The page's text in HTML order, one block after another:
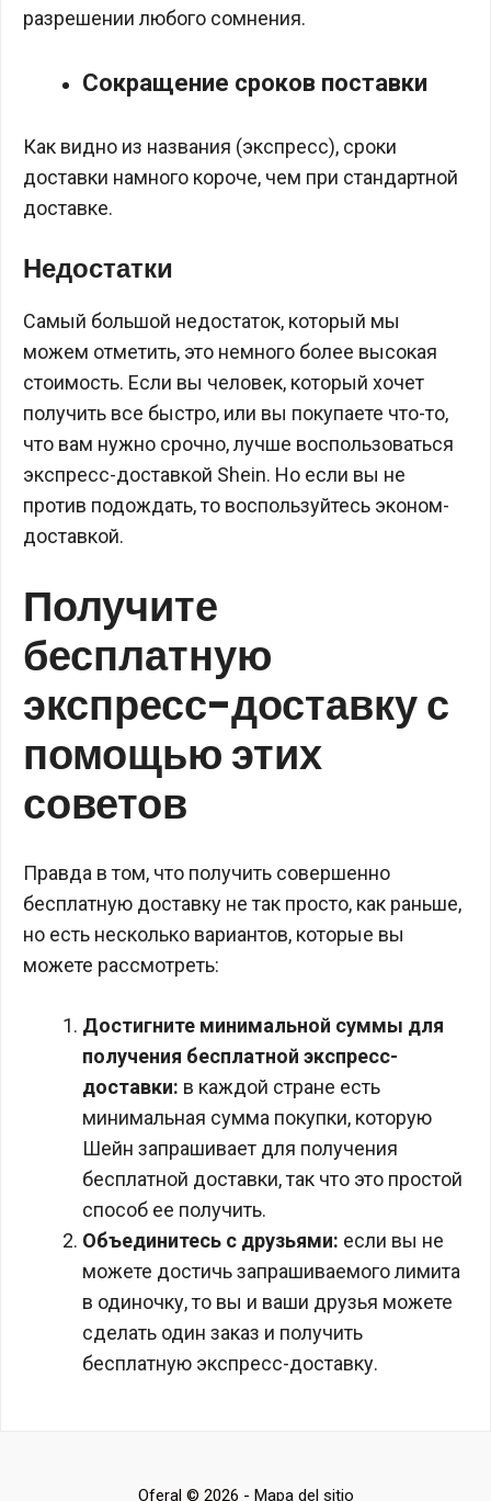
разрешении любого сомнения.
Сокращение сроков поставки
Как видно из названия (экспресс), сроки
доставки намного короче, чем при стандартной
доставке.
Недостатки
Самый большой недостаток, который мы
можем отметить, это немного более высокая
стоимость. Если вы человек, который хочет
получить все быстро, или вы покупаете что-то,
что вам нужно срочно, лучше воспользоваться
экспресс-доставкой Shein. Но если вы не
против подождать, то воспользуйтесь эконом-
доставкой.
Получите
бесплатную
экспресс-доставку с
помощью этих
советов
Правда в том, что получить совершенно
бесплатную доставку не так просто, как раньше,
но есть несколько вариантов, которые вы
можете рассмотреть:
Достигните минимальной суммы для
получения бесплатной экспресс-
доставки: в каждой стране есть
минимальная сумма покупки, которую
Шейн запрашивает для получения
бесплатной доставки, так что это простой
способ ее получить.
Объединитесь с друзьями: если вы не
можете достичь запрашиваемого лимита
в одиночку, то вы и ваши друзья можете
сделать один заказ и получить
бесплатную экспресс-доставку.
Oferal © 2026 - Mapa del sitio